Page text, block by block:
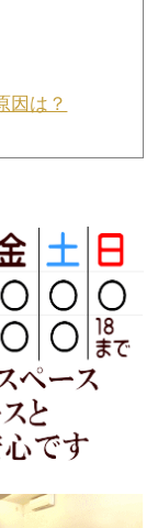
因は？